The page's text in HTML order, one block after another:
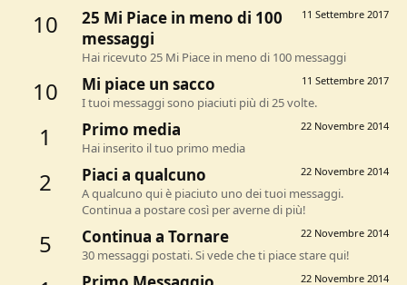
10 11 Settembre 2017
25 Mi Piace in meno di 100
messaggi
Hai ricevuto 25 Mi Piace in meno di 100 messaggi
10 11 Settembre 2017
Mi piace un sacco
I tuoi messaggi sono piaciuti più di 25 volte.
1 22 Novembre 2014
Primo media
Hai inserito il tuo primo media
2 22 Novembre 2014
Piaci a qualcuno
A qualcuno qui è piaciuto uno dei tuoi messaggi.
Continua a postare così per averne di più!
5 22 Novembre 2014
Continua a Tornare
30 messaggi postati. Si vede che ti piace stare qui!
22 Novembre 2014